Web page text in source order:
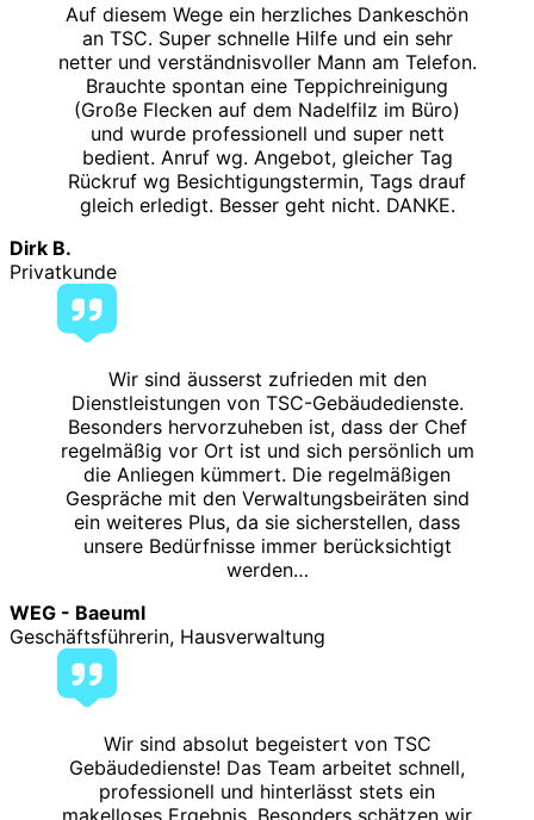
Auf diesem Wege ein herzliches Dankeschön
an TSC. Super schnelle Hilfe und ein sehr
netter und verständnisvoller Mann am Telefon.
Brauchte spontan eine Teppichreinigung
(Große Flecken auf dem Nadelfilz im Büro)
und wurde professionell und super nett
bedient. Anruf wg. Angebot, gleicher Tag
Rückruf wg Besichtigungstermin, Tags drauf
gleich erledigt. Besser geht nicht. DANKE.
Dirk B.
Privatkunde
Wir sind äusserst zufrieden mit den
Dienstleistungen von TSC-Gebäudedienste.
Besonders hervorzuheben ist, dass der Chef
regelmäßig vor Ort ist und sich persönlich um
die Anliegen kümmert. Die regelmäßigen
Gespräche mit den Verwaltungsbeiräten sind
ein weiteres Plus, da sie sicherstellen, dass
unsere Bedürfnisse immer berücksichtigt
werden…
WEG - Baeuml
Geschäftsführerin, Hausverwaltung
Wir sind absolut begeistert von TSC
Gebäudedienste! Das Team arbeitet schnell,
professionell und hinterlässt stets ein
makelloses Ergebnis. Besonders schätzen wir